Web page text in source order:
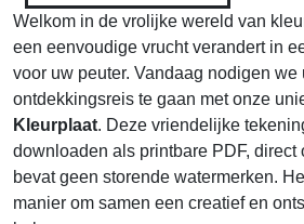
Welkom in de vrolijke wereld van
een eenvoudige vrucht verandert in
voor uw peuter. Vandaag nodigen
ontdekkingsreis te gaan met onze
Kleurplaat. Deze vriendelijke
downloaden als printbare PDF, direct
bevat geen storende watermerken.
manier om samen een creatief en